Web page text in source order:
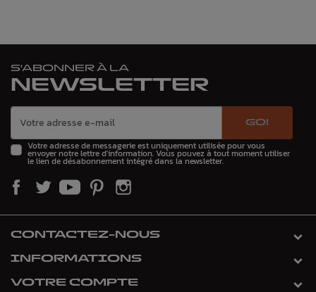
S'ABONNER À LA
NEWSLETTER
GO!
Votre adresse de messagerie est uniquement utilisée pour vous
envoyer notre lettre d'information. Vous pouvez à tout moment utiliser
le lien de désabonnement intégré dans la newsletter.
CONTACTEZ-NOUS
INFORMATIONS
VOTRE COMPTE